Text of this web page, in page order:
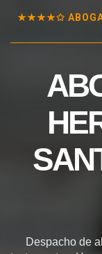
★★★★✩
Despacho de